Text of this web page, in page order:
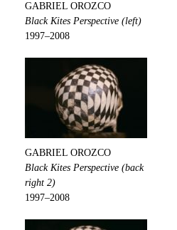
GABRIEL OROZCO
Black Kites Perspective (left)
1997–2008
GABRIEL OROZCO
Black Kites Perspective (back
right 2)
1997–2008